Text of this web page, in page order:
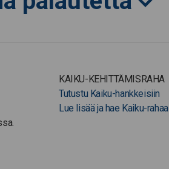
KAIKU-KEHITTÄMISRAHA
Tutustu Kaiku-hankkeisiin
Lue lisää ja hae Kaiku-rahaa